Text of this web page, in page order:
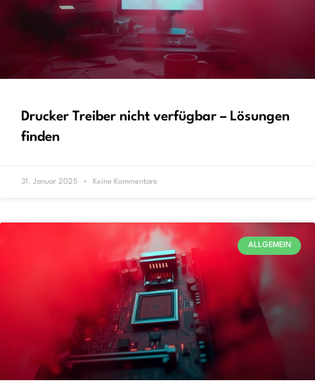
Drucker Treiber nicht verfügbar – Lösungen
finden
31. Januar 2025 Keine Kommentare
ALLGEMEIN